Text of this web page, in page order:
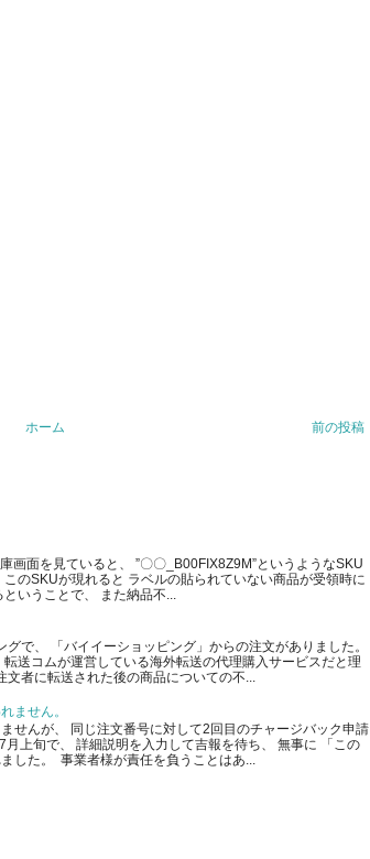
前の投稿
ホーム
画面を見ていると、 ”〇〇_B00FIX8Z9M”というようなSKU
のSKUが現れると ラベルの貼られていない商品が受領時に
いうことで、 また納品不...
で、 「バイイーショッピング」からの注文がありました。
送コムが運営している海外転送の代理購入サービスだと理
者に転送された後の商品についての不...
ません。
せんが、 同じ注文番号に対して2回目のチャージバック申請
上旬で、 詳細説明を入力して吉報を待ち、 無事に 「この
した。 事業者様が責任を負うことはあ...